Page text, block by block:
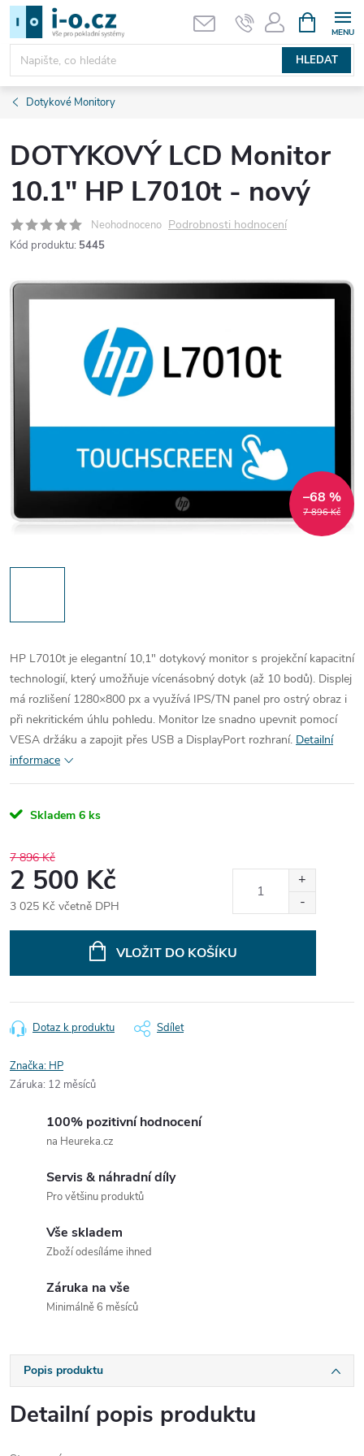
Přejít
obsah
HLEDAT
NÁKUPNÍ
KOŠÍK
Dotykové Monitory
DOTYKOVÝ LCD Monitor
10.1" HP L7010t - nový
Neohodnoceno Podrobnosti hodnocení
Kód produktu: 5445
7 896 Kč
–68 %
HP L7010t je elegantní 10,1″ dotykový monitor s projekční kapacitní
technologií, který umožňuje vícenásobný dotyk (až 10 bodů). Displej
má rozlišení 1280×800 px a využívá IPS/TN panel pro ostrý obraz i
při nekritickém úhlu pohledu. Monitor lze snadno upevnit pomocí
VESA držáku a zapojit přes USB a DisplayPort rozhraní. Detailní
informace
Skladem 6 ks
7 896 Kč
2 500 Kč
3 025 Kč včetně DPH
VLOŽIT DO KOŠÍKU
Dotaz k produktu Sdílet
Značka: HP
Záruka: 12 měsíců
100% pozitivní hodnocení
na Heureka.cz
Servis & náhradní díly
Pro většinu produktů
Vše skladem
Zboží odesíláme ihned
Záruka na vše
Minimálně 6 měsíců
Popis produktu
Detailní popis produktu